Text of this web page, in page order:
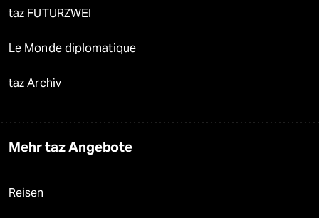
taz FUTURZWEI
Le Monde diplomatique
taz Archiv
Mehr taz Angebote
Reisen